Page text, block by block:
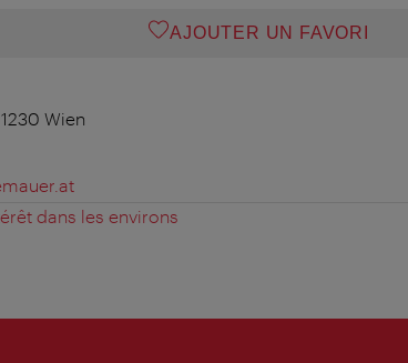
AJOUTER UN FAVORI
Wien
dans les environs